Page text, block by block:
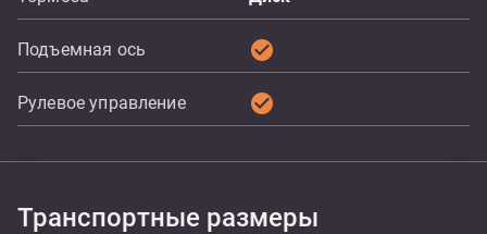
Подъемная ось check_circle
Рулевое управление check_circle
Транспортные размеры